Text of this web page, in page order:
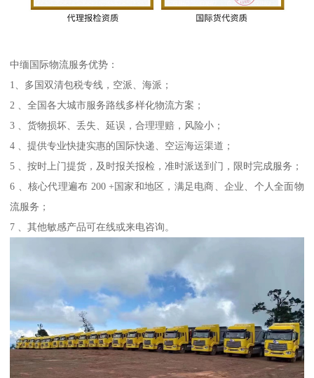
中缅国际物流服务优势：
1、多国双清包税专线，空派、海派；
2 、全国各大城市服务路线多样化物流方案；
3 、货物损坏、丢失、延误，合理理赔，风险小；
4 、提供专业快捷实惠的国际快递、空运海运渠道；
5 、按时上门提货，及时报关报检，准时派送到门，限时完成服务；
6 、核心代理遍布 200 +国家和地区，满足电商、企业、个人全面物
流服务；
7 、其他敏感产品可在线或来电咨询。